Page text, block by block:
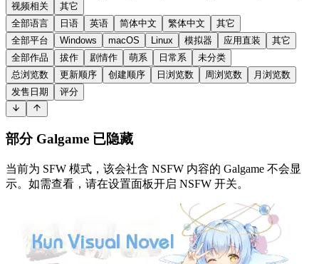
视频相关
其它
全部语言
日语 英语 简体中文 繁体中文
其它
全部平台
Windows macOS Linux 模拟器 应用直装
其它
全部作品
拔作 剧情作 萌系 日常系
未分类
总浏览数
更新顺序 创建顺序 日浏览数 周浏览数
月浏览数
发售日期
评分
部分 Galgame 已隐藏
当前为 SFW 模式，该会社含 NSFW 内容的 Galgame 不会显
示。如需查看，请在设置面板开启 NSFW 开关。